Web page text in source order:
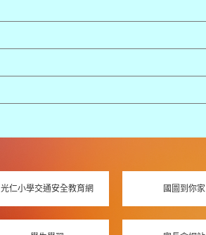
光仁小學交通安全教育網 國圖到你家